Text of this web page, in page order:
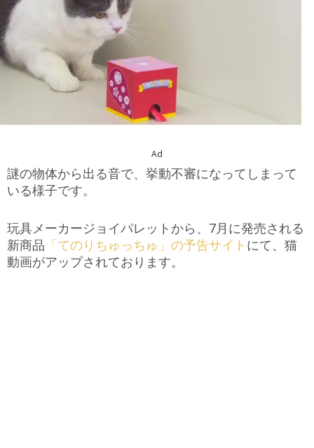
Ad
謎の物体から出る音で、挙動不審になってしまって
いる様子です。
玩具メーカージョイパレットから、7月に発売される
新商品 「てのりちゅっちゅ」の予告サイト にて、猫
動画がアップされております。